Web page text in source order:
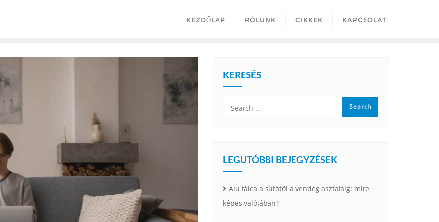
KEZDŐLAP RÓLUNK CIKKEK KAPCSOLAT
KERESÉS
LEGUTÓBBI BEJEGYZÉSEK
Alu tálca a sütőtől a vendég asztaláig: mire
képes valójában?